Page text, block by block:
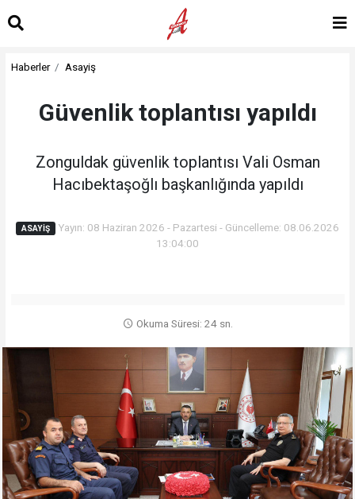
Haberler Asayiş
Güvenlik toplantısı yapıldı
Zonguldak güvenlik toplantısı Vali Osman
Hacıbektaşoğlı başkanlığında yapıldı
ASAYIŞ Yayın: 08 Haziran 2026 - Pazartesi - Güncelleme: 08.06.2026
13:04:00
Okuma Süresi: 24 sn.